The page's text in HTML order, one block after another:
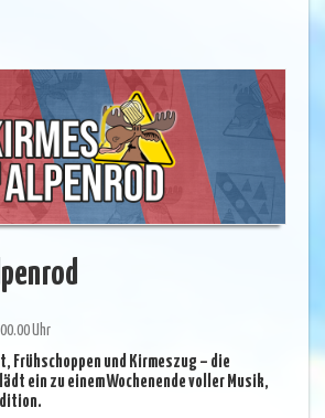
00.00 Uhr
Frühschoppen und Kirmeszug – die
ein zu einem Wochenende voller Musik,